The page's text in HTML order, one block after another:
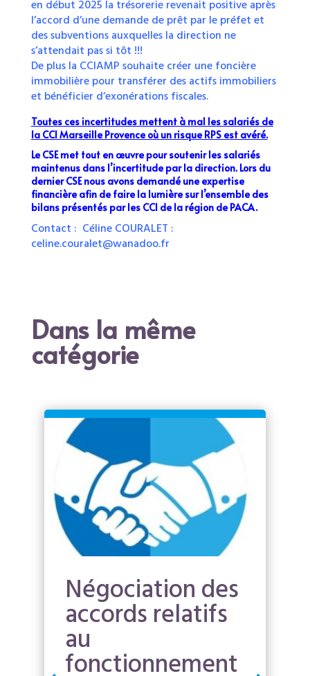
en début 2025 la trésorerie revenait positive après
l’accord d’une demande de prêt par le préfet et
des subventions auxquelles la direction ne
s’attendait pas si tôt !!!
De plus la CCIAMP souhaite créer une foncière
immobilière pour transférer des actifs immobiliers
et bénéficier d’exonérations fiscales.
Toutes ces incertitudes mettent à mal les salariés de
la CCI Marseille Provence où un risque RPS est avéré.
Le CSE met tout en œuvre pour soutenir les salariés
maintenus dans l’incertitude par la direction. Lors du
dernier CSE nous avons demandé une expertise
financière afin de faire la lumière sur l’ensemble des
bilans présentés par les CCI de la région de PACA.
Contact : Céline COURALET :
celine.couralet@wanadoo.fr
Dans la même
catégorie
Négociation des
accords relatifs
au
fonctionnement